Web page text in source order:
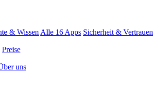
& Wissen Alle 16 Apps Sicherheit & Vertrauen
Preise
uns